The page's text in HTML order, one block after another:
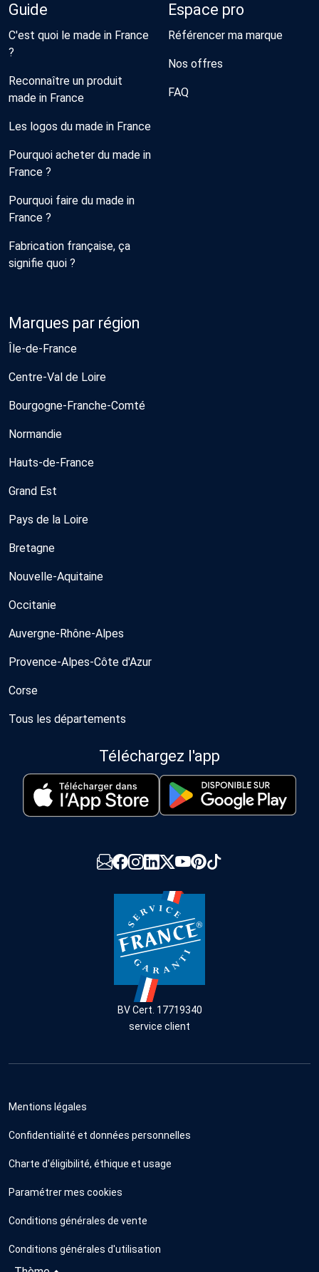
Guide
C'est quoi le made in France
?
Reconnaître un produit
made in France
Les logos du made in France
Pourquoi acheter du made in
France ?
Pourquoi faire du made in
France ?
Fabrication française, ça
signifie quoi ?
Espace pro
Référencer ma marque
Nos offres
FAQ
Marques par région
Île-de-France
Centre-Val de Loire
Bourgogne-Franche-Comté
Normandie
Hauts-de-France
Grand Est
Pays de la Loire
Bretagne
Nouvelle-Aquitaine
Occitanie
Auvergne-Rhône-Alpes
Provence-Alpes-Côte d'Azur
Corse
Tous les départements
Téléchargez l'app
BV Cert. 17719340
service client
Mentions légales
Confidentialité et données personnelles
Charte d'éligibilité, éthique et usage
Paramétrer mes cookies
Conditions générales de vente
Conditions générales d'utilisation